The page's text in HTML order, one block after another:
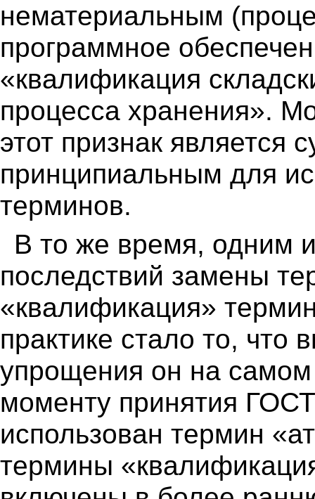
нематериальным
программное
«квалификация
процесса хранения».
этот признак является
принципиальным для
терминов.
В то же время, одним
последствий замены
«квалификация»
практике стало то, что
упрощения он на
моменту принятия
использован термин
термины